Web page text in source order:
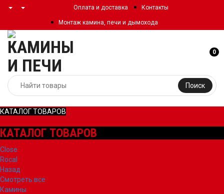
Оплата и доставка Контакты
Монтаж камина, печи и дымохода
Поиск
0
КАТАЛОГ ТОВАРОВ
КАТАЛОГ ТОВАРОВ
Close
Rocal
Назад
Смотреть все
Камины